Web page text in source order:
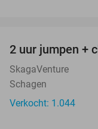
2 uur jumpen +
SkagaVenture
Schagen
Verkocht: 1.044